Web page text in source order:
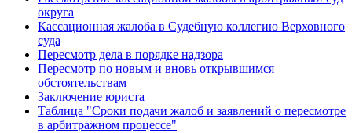
округа
Кассационная жалоба в Судебную коллегию Верховного
суда
Пересмотр дела в порядке надзора
Пересмотр по новым и вновь открывшимся
обстоятельствам
Заключение юриста
Таблица "Сроки подачи жалоб и заявлений о пересмотре
в арбитражном процессе"